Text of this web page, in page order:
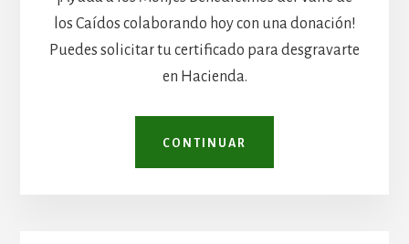
los Caídos colaborando hoy con una donación!
Puedes solicitar tu certificado para desgravarte
en Hacienda.
CONTINUAR